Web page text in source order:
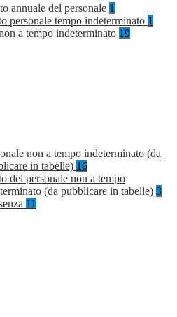
annuale del personale 1
personale tempo indeterminato 1
a tempo indeterminato 19
non a tempo indeterminato (da
in tabelle) 16
del personale non a tempo
(da pubblicare in tabelle) 3
11